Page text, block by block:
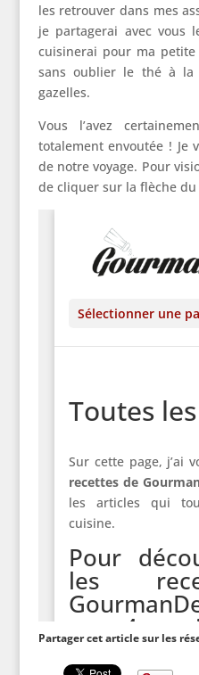
les retrouver dans mes
je partagerai avec vous
cuisinerai pour ma
sans oublier le thé à la
gazelles.
Vous l’avez
totalement envoutée ! Je
de notre voyage. Pour
de cliquer sur la flèche
Partager cet article sur les